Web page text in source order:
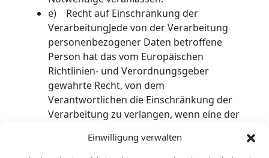
Einwilligung verwalten
e) Recht auf Einschränkung der
VerarbeitungJede von der Verarbeitung
personenbezogener Daten betroffene
Person hat das vom Europäischen
Richtlinien- und Verordnungsgeber
gewährte Recht, von dem
Verantwortlichen die Einschränkung der
Verarbeitung zu verlangen, wenn eine der
Die Richtigkeit der